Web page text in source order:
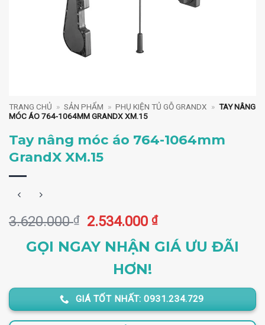
TRANG CHỦ » SẢN PHẨM » PHỤ KIỆN TỦ GỖ GRANDX » TAY NÂNG
MÓC ÁO 764-1064MM GRANDX XM.15
Tay nâng móc áo 764-1064mm
GrandX XM.15
3.620.000₫
Giá
là:
3.620.000 ₫.
2.534.000₫Giá
hiện
tại
GỌI NGAY NHẬN GIÁ ƯU ĐÃI
HƠN!
GIÁ TỐT NHẤT: 0931.234.729